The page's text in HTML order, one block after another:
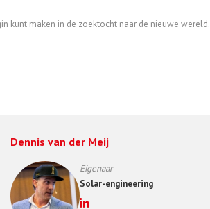
kunt maken in de zoektocht naar de nieuwe wereld.
Dennis van der Meij
Eigenaar
Solar-engineering